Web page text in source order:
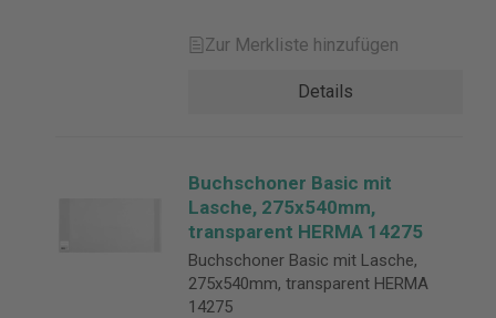
Zur Merkliste hinzufügen
Details
Buchschoner Basic mit
Lasche, 275x540mm,
transparent HERMA 14275
Buchschoner Basic mit Lasche,
275x540mm, transparent HERMA
14275